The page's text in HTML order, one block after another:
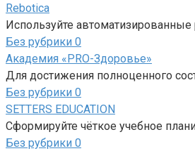
Rebotica
Используйте
Без рубрики 0
Академия «PRO-Здоровье»
Для достижения полноценного
Без рубрики 0
SETTERS EDUCATION
Сформируйте чёткое учебное
Без рубрики 0